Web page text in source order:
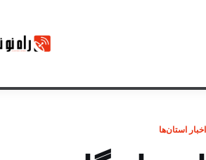
اخبار استان‌ها